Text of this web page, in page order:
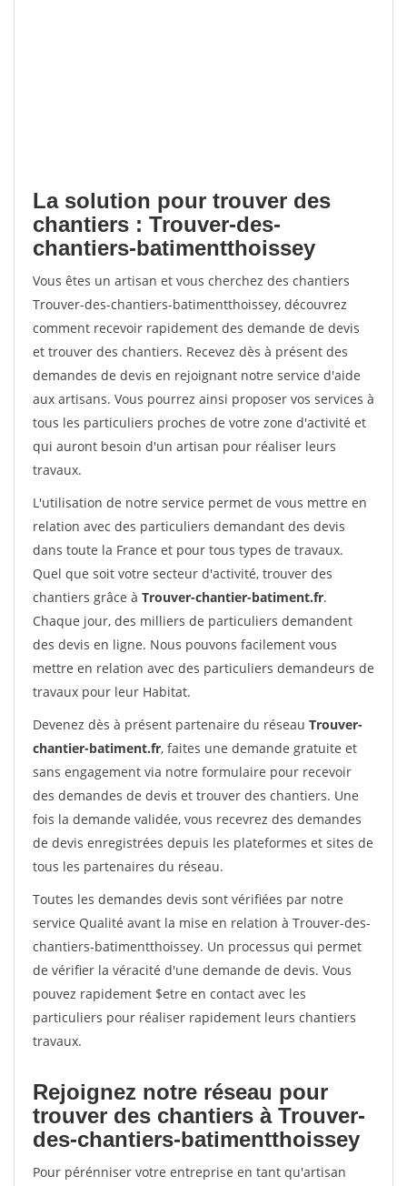
La solution pour trouver des
chantiers : Trouver-des-
chantiers-batimentthoissey
Vous êtes un artisan et vous cherchez des chantiers
Trouver-des-chantiers-batimentthoissey, découvrez
comment recevoir rapidement des demande de devis
et trouver des chantiers. Recevez dès à présent des
demandes de devis en rejoignant notre service d'aide
aux artisans. Vous pourrez ainsi proposer vos services à
tous les particuliers proches de votre zone d'activité et
qui auront besoin d'un artisan pour réaliser leurs
travaux.
L'utilisation de notre service permet de vous mettre en
relation avec des particuliers demandant des devis
dans toute la France et pour tous types de travaux.
Quel que soit votre secteur d'activité, trouver des
chantiers grâce à Trouver-chantier-batiment.fr.
Chaque jour, des milliers de particuliers demandent
des devis en ligne. Nous pouvons facilement vous
mettre en relation avec des particuliers demandeurs de
travaux pour leur Habitat.
Devenez dès à présent partenaire du réseau Trouver-
chantier-batiment.fr, faites une demande gratuite et
sans engagement via notre formulaire pour recevoir
des demandes de devis et trouver des chantiers. Une
fois la demande validée, vous recevrez des demandes
de devis enregistrées depuis les plateformes et sites de
tous les partenaires du réseau.
Toutes les demandes devis sont vérifiées par notre
service Qualité avant la mise en relation à Trouver-des-
chantiers-batimentthoissey. Un processus qui permet
de vérifier la véracité d'une demande de devis. Vous
pouvez rapidement $etre en contact avec les
particuliers pour réaliser rapidement leurs chantiers
travaux.
Rejoignez notre réseau pour
trouver des chantiers à Trouver-
des-chantiers-batimentthoissey
Pour pérénniser votre entreprise en tant qu'artisan